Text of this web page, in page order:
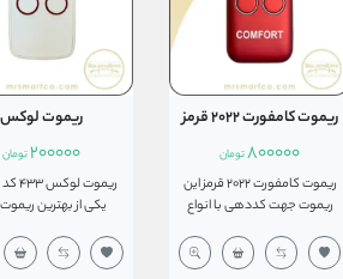
ریموت کامفورت 2022 قرمز
800000تومان
ریموت کامفورت 2022 قرمز این
ریموت جهت کددهی با انواع
جک های پارکینگی می باشد.
همچنین این ریموت قابلیت
ریموت لوکس
200000تومان
ریموت
یکی از بهترین
ریموت‌های درب